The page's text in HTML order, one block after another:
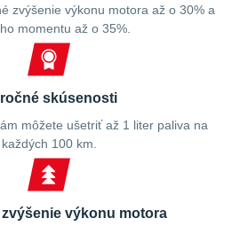
zvýšenie výkonu motora až o 30% a
momentu až o 35%.
skúsenosti
môžete ušetriť až 1 liter paliva na
každých 100 km.
zvýšenie výkonu motora